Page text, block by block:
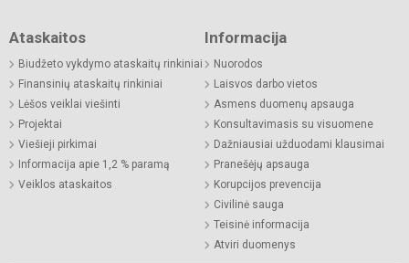
Ataskaitos
Biudžeto vykdymo ataskaitų rinkiniai
Finansinių ataskaitų rinkiniai
Lėšos veiklai viešinti
Projektai
Viešieji pirkimai
Informacija apie 1,2 % paramą
Veiklos ataskaitos
Informacija
Nuorodos
Laisvos darbo vietos
Asmens duomenų apsauga
Konsultavimasis su visuomene
Dažniausiai užduodami klausimai
Pranešėjų apsauga
Korupcijos prevencija
Civilinė sauga
Teisinė informacija
Atviri duomenys